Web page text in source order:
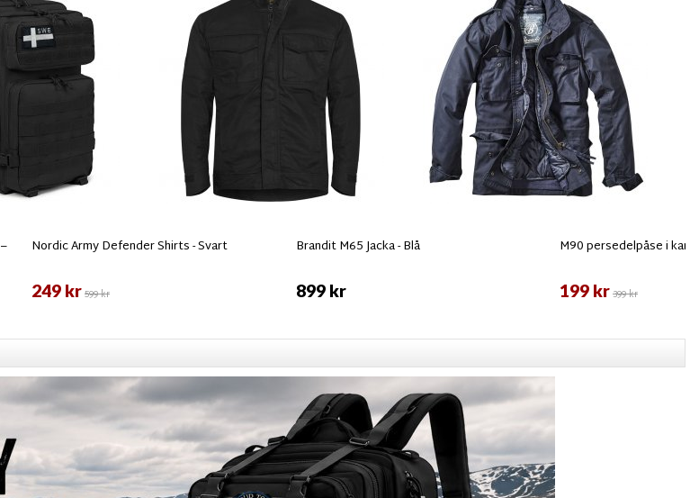
Nordic Army Defender Shirts - Svart
249 kr599 kr
Brandit M65 Jacka - Blå
899 kr
M90 persedelpåse i
199 kr399 kr